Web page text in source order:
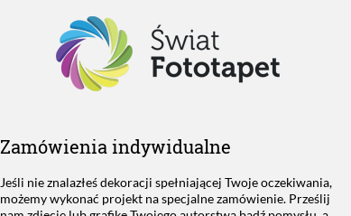
Zamówienia indywidualne
Jeśli nie znalazłeś dekoracji spełniającej Twoje oczekiwania,
możemy wykonać projekt na specjalne zamówienie. Prześlij